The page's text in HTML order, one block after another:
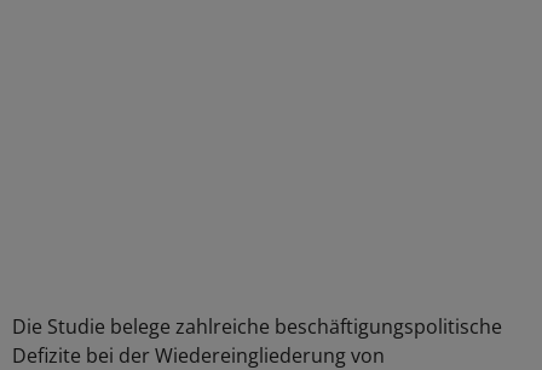
Die Studie belege zahlreiche beschäftigungspolitische
Defizite bei der Wiedereingliederung von